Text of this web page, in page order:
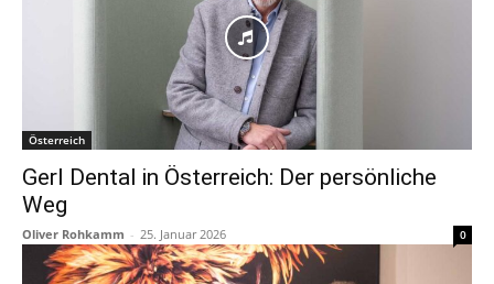
Österreich
Gerl Dental in Österreich: Der persönliche
Weg
Oliver Rohkamm - 25. Januar 2026 0